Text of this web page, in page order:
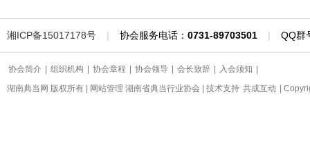
湘ICP备15017178号 | 协会服务电话： 0731-89703501 | QQ群
协会简介 组织机构 协会章程 协会领导 会长致辞 入会须知
湖南典当网 版权所有 | 网站管理 湖南省典当行业协会 | 技术支持 共成互动 |